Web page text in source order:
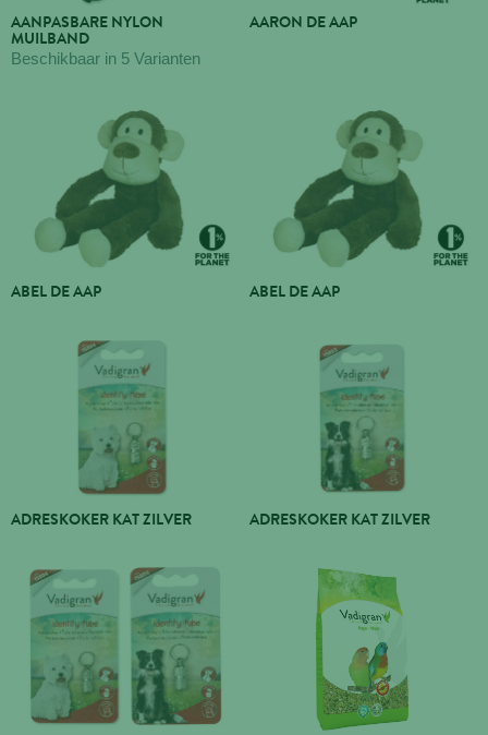
AANPASBARE NYLON
MUILBAND
Beschikbaar in 5 Varianten
AARON DE AAP
ABEL DE AAP ABEL DE AAP
ADRESKOKER KAT ZILVER ADRESKOKER KAT ZILVER